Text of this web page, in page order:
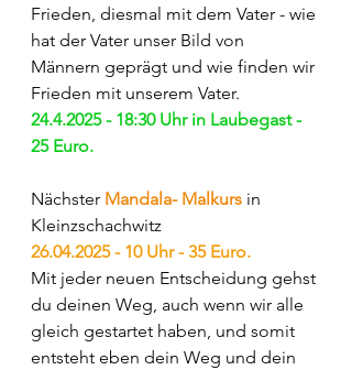
Frieden, diesmal mit dem Vater - wie
hat der Vater unser Bild von
Männern geprägt und wie finden wir
Frieden mit unserem Vater.
24.4.2025 - 18:30 Uhr in Laubegast -
25 Euro.
Nächster Mandala- Malkurs in
Kleinzschachwitz
26.04.2025 - 10 Uhr - 35 Euro.
Mit jeder neuen Entscheidung gehst
du deinen Weg, auch wenn wir alle
gleich gestartet haben, und somit
entsteht eben dein Weg und dein